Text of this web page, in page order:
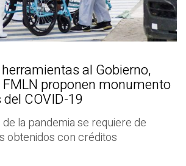
al Gobierno,
proponen monumento
COVID-19
la pandemia se requiere de
obtenidos con créditos